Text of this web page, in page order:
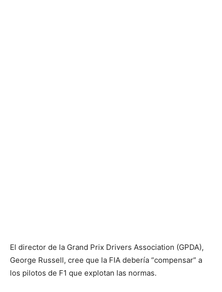
El director de la Grand Prix Drivers Association (GPDA),
George Russell, cree que la FIA debería “compensar” a
los pilotos de F1 que explotan las normas.